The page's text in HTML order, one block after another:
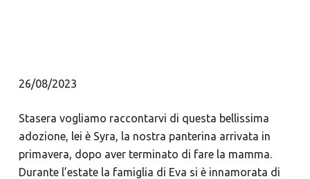
26/08/2023
Stasera vogliamo raccontarvi di questa bellissima
adozione, lei è Syra, la nostra panterina arrivata in
primavera, dopo aver terminato di fare la mamma.
Durante l’estate la famiglia di Eva si è innamorata di